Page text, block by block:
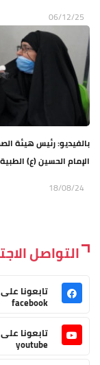
06/12/25
بالفيديو: رئيس هيئة
الإمام الحسين (ع)
18/08/24
التواصل
تابعونا على
facebook
تابعونا على
youtube